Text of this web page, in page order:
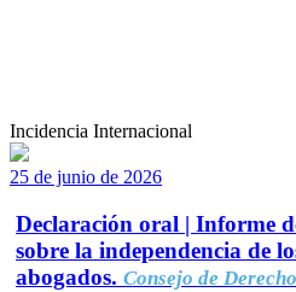
Incidencia Internacional
25 de junio de 2026
Declaración oral | Informe
sobre la independencia de
abogados. Consejo de